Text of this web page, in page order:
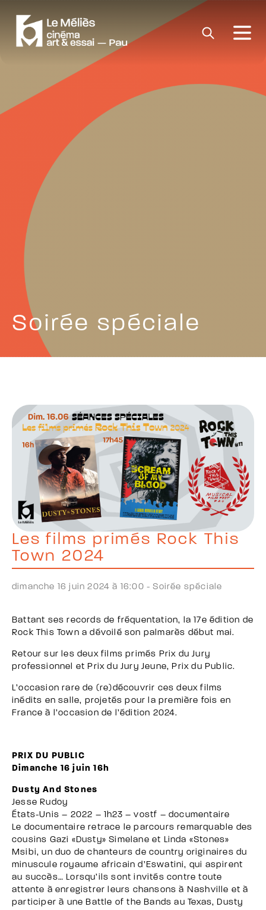
Soirée spéciale
Les films primés Rock This
Town 2024
dimanche 16 juin 2024 à 16:00 -Soirée spéciale
Battant ses records de fréquentation, la 17e édition de
Rock This Town a dévoilé son palmarès début mai.
Retour sur les deux films primés Prix du Jury
professionnel et Prix du Jury Jeune, Prix du Public.
L’occasion rare de (re)découvrir ces deux films
inédits en salle, projetés pour la première fois en
France à l’occasion de l’édition 2024.
PRIX DU PUBLIC
Dimanche 16 juin 16h
Dusty And Stones
Jesse Rudoy
États-Unis – 2022 – 1h23 – vostf – documentaire
Le documentaire retrace le parcours remarquable des
cousins Gazi «Dusty» Simelane et Linda «Stones»
Msibi, un duo de chanteurs de country originaires du
minuscule royaume africain d’Eswatini, qui aspirent
au succès… Lorsqu’ils sont invités contre toute
attente à enregistrer leurs chansons à Nashville et à
participer à une Battle of the Bands au Texas, Dusty